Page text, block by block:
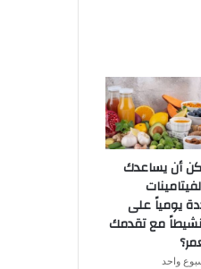
أن يساعدك
يومياً على
نشيطاً مع تقدمك
واحد